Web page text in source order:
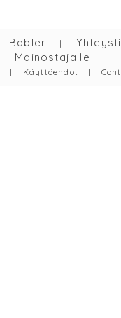
Babler |
Mainostajalle
| Käyttöehdot |